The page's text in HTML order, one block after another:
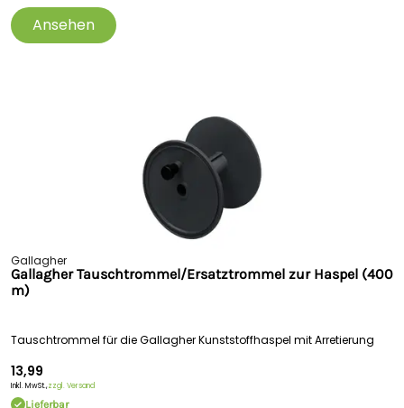
Ansehen
Gallagher
Gallagher Tauschtrommel/Ersatztrommel zur Haspel (400
m)
Tauschtrommel für die Gallagher Kunststoffhaspel mit Arretierung
13,99
Inkl. MwSt.,zzgl. Versand
Lieferbar